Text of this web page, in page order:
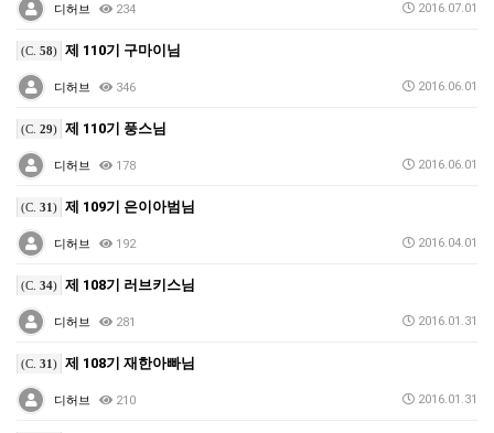
디허브 234 2016.07.01
(C. 58) 제 110기 구마이님
디허브 346 2016.06.01
(C. 29) 제 110기 풍스님
디허브 178 2016.06.01
(C. 31) 제 109기 은이아범님
디허브 192 2016.04.01
(C. 34) 제 108기 러브키스님
디허브 281 2016.01.31
(C. 31) 제 108기 재한아빠님
디허브 210 2016.01.31